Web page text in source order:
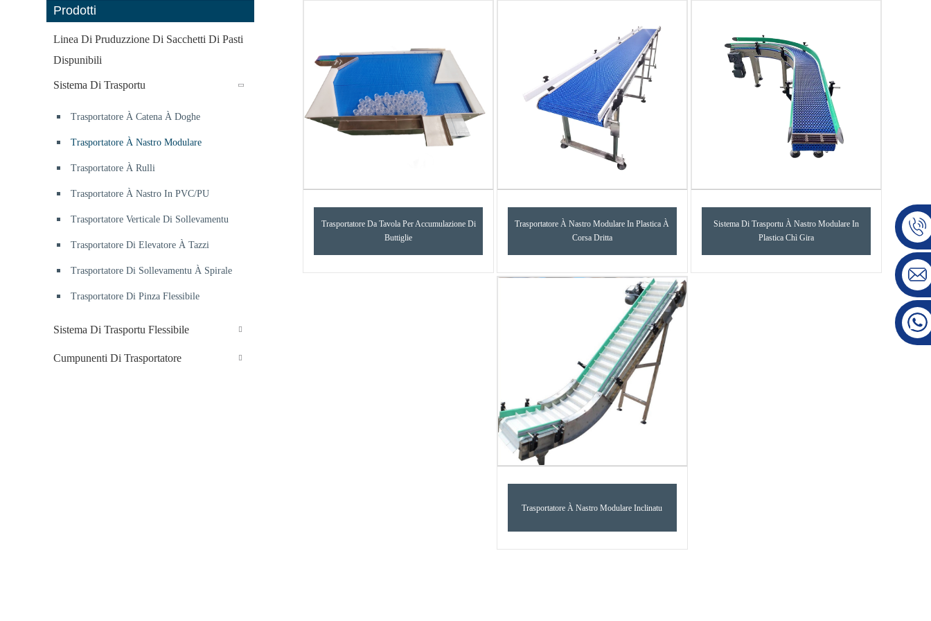
Prodotti
Linea Di Pruduzzione Di Sacchetti Di Pasti
Dispunibili
Sistema Di Trasportu
Trasportatore À Catena À Doghe
Trasportatore À Nastro Modulare
Trasportatore À Rulli
Trasportatore À Nastro In PVC/PU
Trasportatore Verticale Di Sollevamentu
Trasportatore Di Elevatore À Tazzi
Trasportatore Di Sollevamentu À Spirale
Trasportatore Di Pinza Flessibile
Sistema Di Trasportu Flessibile
Cumpunenti Di Trasportatore
Trasportatore Da Tavola Per Accumulazione Di
Buttiglie
Trasportatore À Nastro Modulare In Plastica À
Corsa Dritta
Sistema Di Trasportu À Nastro Modulare In
Plastica Chì Gira
Trasportatore À Nastro Modulare Inclinatu